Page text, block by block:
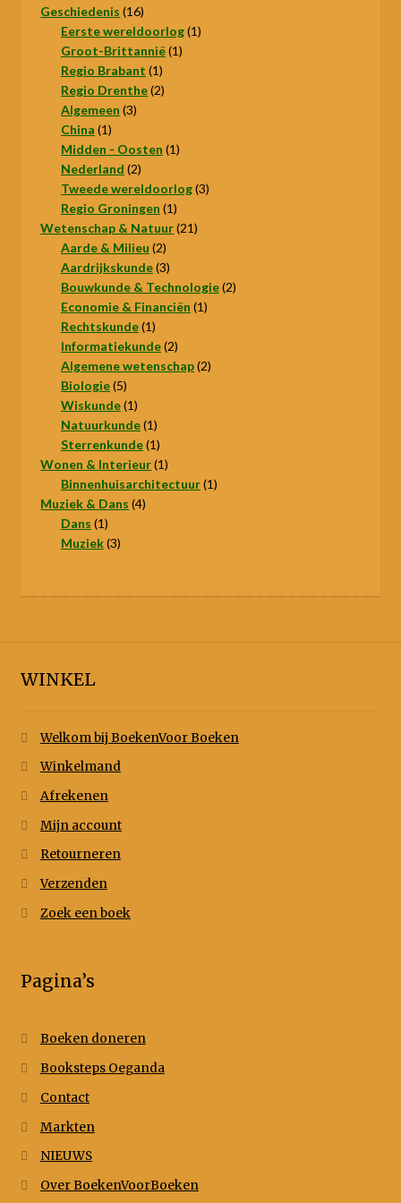
Geschiedenis 1616
producten
Eerste wereldoorlog 11
Groot-Brittannië 11
Regio Brabant 11
product
Regio Drenthe 22
Algemeen 33
China 11
product
Midden - Oosten 11
Nederland 22
producten
Tweede wereldoorlog 33
Regio Groningen 11
product
Wetenschap & Natuur 2121
Aarde & Milieu 22
producten
Aardrijkskunde 33
producten
Bouwkunde & Technologie 22
Economie & Financiën 11
Rechtskunde 11
product
Informatiekunde 22
producten
Algemene wetenschap 22
Biologie 55
producten
Wiskunde 11
product
Natuurkunde 11
product
Sterrenkunde 11
product
Wonen & Interieur 11
product
Binnenhuisarchitectuur 11
Muziek & Dans 44
Dans 11
product
Muziek 33
WINKEL
Welkom bij BoekenVoor Boeken
Winkelmand
Afrekenen
Mijn account
Retourneren
Verzenden
Zoek een boek
Pagina’s
Boeken doneren
Booksteps Oeganda
Contact
Markten
NIEUWS
Over BoekenVoorBoeken